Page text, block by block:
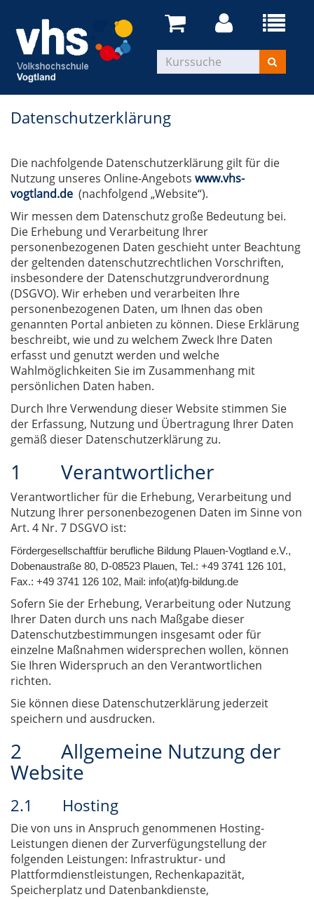
Datenschutzerklärung
Die nachfolgende Datenschutzerklärung gilt für die
Nutzung unseres Online-Angebots www.vhs-
vogtland.de (nachfolgend „Website“).
Wir messen dem Datenschutz große Bedeutung bei.
Die Erhebung und Verarbeitung Ihrer
personenbezogenen Daten geschieht unter Beachtung
der geltenden datenschutzrechtlichen Vorschriften,
insbesondere der Datenschutzgrundverordnung
(DSGVO). Wir erheben und verarbeiten Ihre
personenbezogenen Daten, um Ihnen das oben
genannten Portal anbieten zu können. Diese Erklärung
beschreibt, wie und zu welchem Zweck Ihre Daten
erfasst und genutzt werden und welche
Wahlmöglichkeiten Sie im Zusammenhang mit
persönlichen Daten haben.
Durch Ihre Verwendung dieser Website stimmen Sie
der Erfassung, Nutzung und Übertragung Ihrer Daten
gemäß dieser Datenschutzerklärung zu.
1 Verantwortlicher
Verantwortlicher für die Erhebung, Verarbeitung und
Nutzung Ihrer personenbezogenen Daten im Sinne von
Art. 4 Nr. 7 DSGVO ist:
Fördergesellschaftfür berufliche Bildung Plauen-Vogtland e.V.,
Dobenaustraße 80, D-08523 Plauen, Tel.: +49 3741 126 101,
Fax.: +49 3741 126 102, Mail: info(at)fg-bildung.de
Sofern Sie der Erhebung, Verarbeitung oder Nutzung
Ihrer Daten durch uns nach Maßgabe dieser
Datenschutzbestimmungen insgesamt oder für
einzelne Maßnahmen widersprechen wollen, können
Sie Ihren Widerspruch an den Verantwortlichen
richten.
Sie können diese Datenschutzerklärung jederzeit
speichern und ausdrucken.
2 Allgemeine Nutzung der
Website
2.1 Hosting
Die von uns in Anspruch genommenen Hosting-
Leistungen dienen der Zurverfügungstellung der
folgenden Leistungen: Infrastruktur- und
Plattformdienstleistungen, Rechenkapazität,
Speicherplatz und Datenbankdienste,